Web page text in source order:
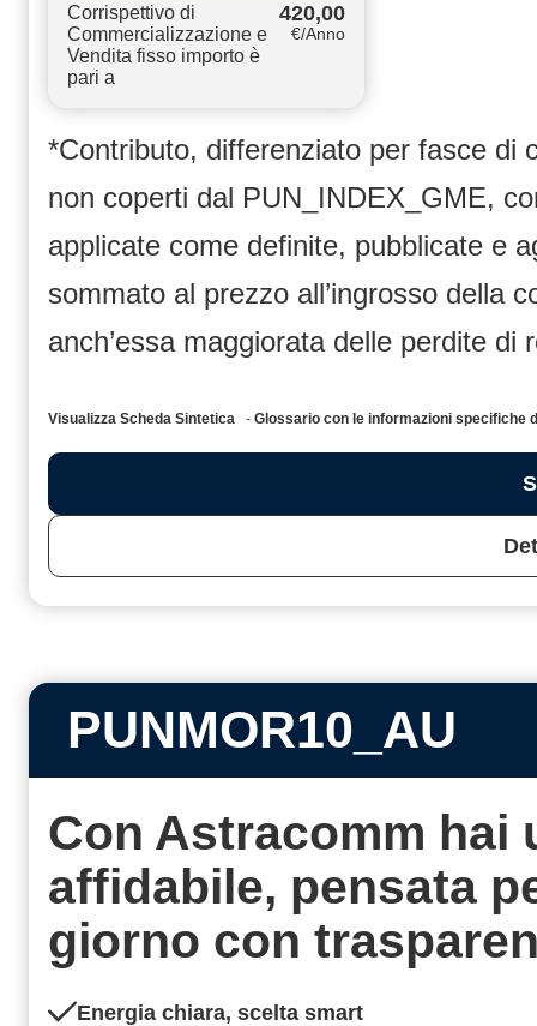
Corrispettivo di
Commercializzazione e
Vendita fisso importo è
pari a
420,00
€/Anno
*Contributo, differenziato per fasce di
non coperti dal PUN_INDEX_GME,
applicate come definite, pubblicate e
sommato al prezzo all’ingrosso della
anch’essa maggiorata delle perdite di
Visualizza Scheda Sintetica - Glossario con le informazioni
PUNMOR10_AU
Con Astracomm hai
affidabile, pensata
giorno con
Energia chiara, scelta smart